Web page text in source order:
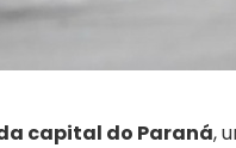
capital do Paraná,